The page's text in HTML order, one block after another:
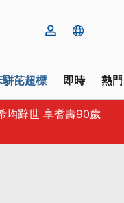
芘超標 即時 熱
均辭世 享耆壽90歲